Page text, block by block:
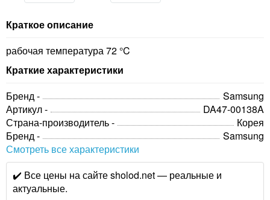
Краткое описание
рабочая температура 72 °C
Краткие характеристики
Бренд -
Samsung
Артикул -
DA47-00138A
Страна-производитель -
Корея
Бренд -
Samsung
Смотреть все характеристики
✔️ Все цены на сайте sholod.net — реальные и
актуальные.